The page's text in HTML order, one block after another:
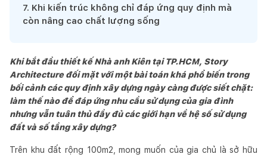
7. Khi kiến trúc không chỉ đáp ứng quy định mà
còn nâng cao chất lượng sống
Khi bắt đầu thiết kế Nhà anh Kiên tại TP.HCM, Story
Architecture đối mặt với một bài toán khá phổ biến trong
bối cảnh các quy định xây dựng ngày càng được siết chặt:
làm thế nào để đáp ứng nhu cầu sử dụng của gia đình
nhưng vẫn tuân thủ đầy đủ các giới hạn về hệ số sử dụng
đất và số tầng xây dựng?
Trên khu đất rộng 100m2, mong muốn của gia chủ là sở hữu